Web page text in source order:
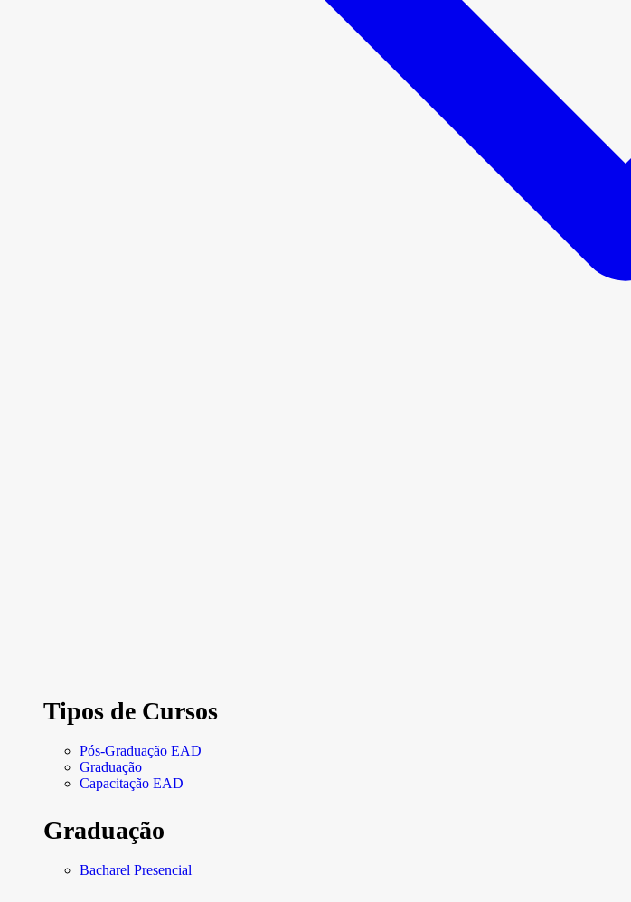
Tipos de Cursos
Pós-Graduação EAD
Graduação
Capacitação EAD
Graduação
Bacharel Presencial